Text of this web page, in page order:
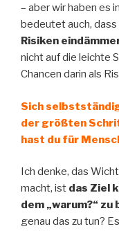
– aber wir haben es
bedeutet auch, dass
Risiken
nicht auf die leichte
Chancen darin als
Sich
der größten
hast du für
Ich denke, das
macht, ist das Ziel
dem „warum?“
genau das zu tun?